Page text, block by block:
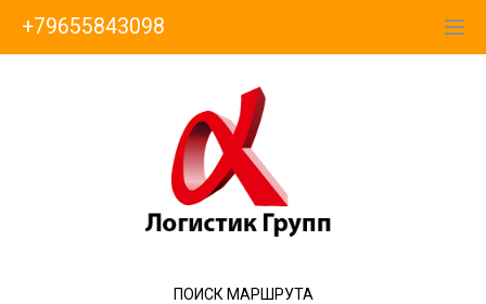
+79655843098
ПОИСК МАРШРУТА